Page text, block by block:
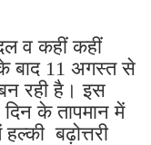
व कहीं कहीं
बाद 11 अगस्त से
रही है। इस
दिन के तापमान में
बढ़ोत्तरी